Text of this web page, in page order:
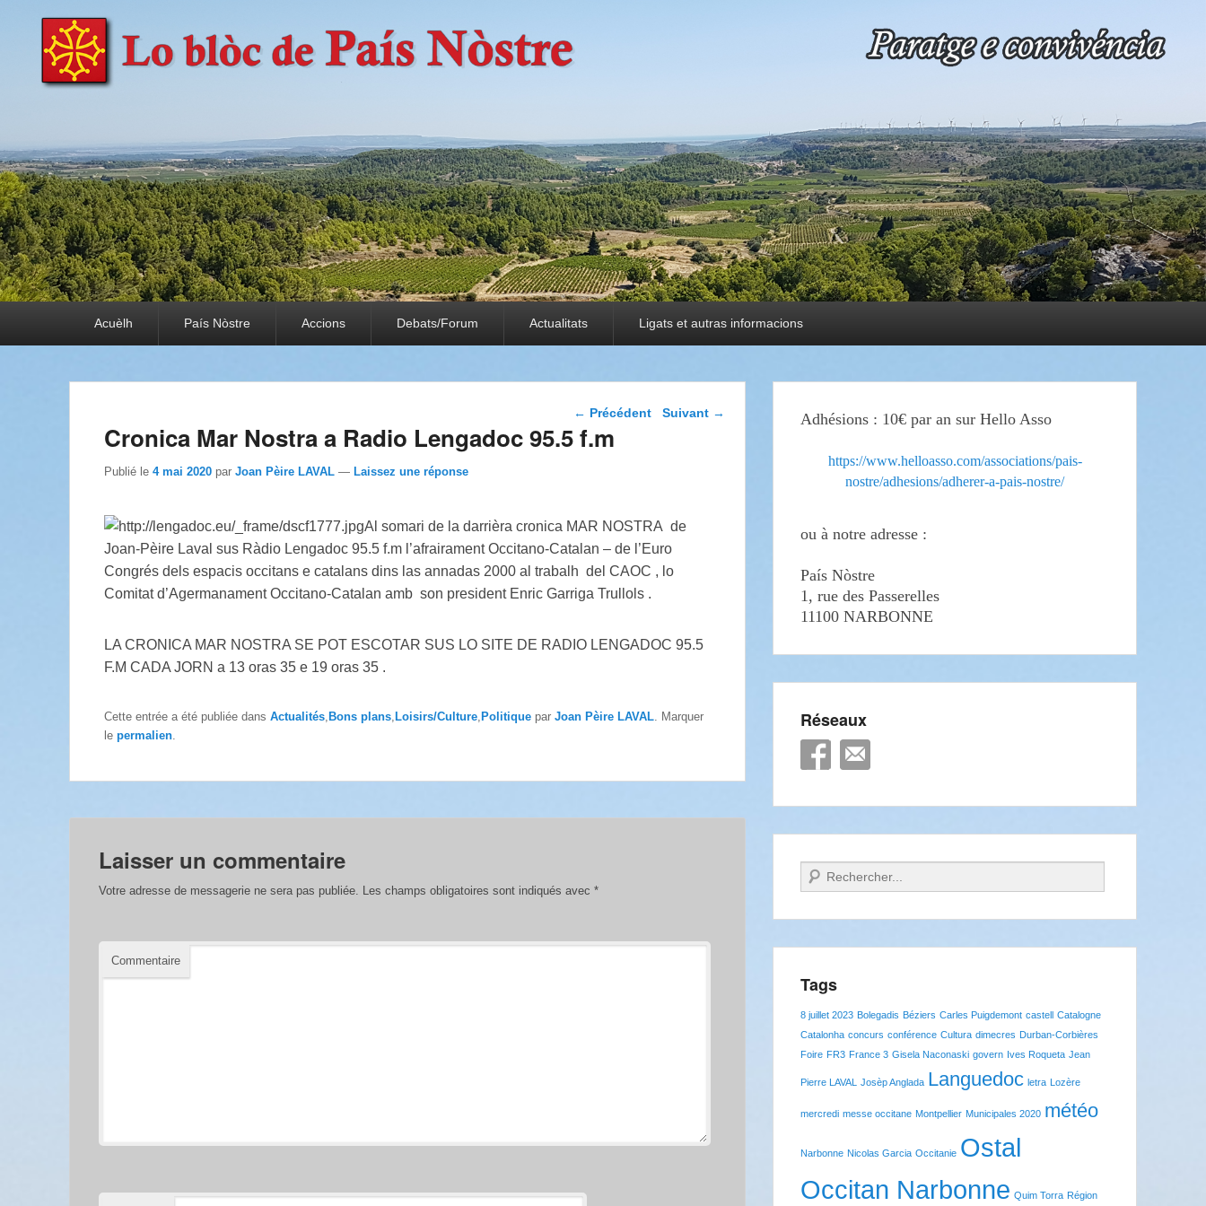
País Nòstre
Paratge e Convivència
Acuèlh País Nòstre Accions Debats/Forum Actualitats Ligats et autras informacions
Navigation dans les
← Précédent Suivant →
Cronica Mar Nostra a Radio Lengadoc 95.5 f.m
Publié le 4 mai 2020 par Joan Pèire LAVAL — Laissez une réponse
Al somari de la darrièra cronica MAR NOSTRA de
Joan-Pèire Laval sus Ràdio Lengadoc 95.5 f.m l’afrairament Occitano-Catalan – de l’Euro
Congrés dels espacis occitans e catalans dins las annadas 2000 al trabalh del CAOC , lo
Comitat d’Agermanament Occitano-Catalan amb son president Enric Garriga Trullols .
LA CRONICA MAR NOSTRA SE POT ESCOTAR SUS LO SITE DE RADIO LENGADOC 95.5
F.M CADA JORN a 13 oras 35 e 19 oras 35 .
Cette entrée a été publiée dans Actualités Bons plans Loisirs/Culture Politique par Joan Pèire LAVAL . Marquer
le permalien
Laisser un commentaire
Votre adresse de messagerie ne sera pas publiée. Les champs obligatoires sont indiqués avec *
Commentaire
Adhésions : 10€ par an sur Hello Asso
https://www.helloasso.com/associations/pais-
nostre/adhesions/adherer-a-pais-nostre/
ou à notre adresse :
País Nòstre
1, rue des Passerelles
11100 NARBONNE
Réseaux
Recherche
Tags
8 juillet 2023 Bolegadis Béziers Carles Puigdemont castell Catalogne
Catalonha concurs conférence Cultura dimecres Durban-Corbières
Foire FR3 France 3 Gisela Naconaski govern Ives Roqueta Jean
Pierre LAVAL Josèp Anglada Languedoc letra Lozère
mercredi messe occitane Montpellier Municipales 2020 météo
Narbonne Nicolas Garcia Occitanie Ostal
Occitan Narbonne Quim Torra Région